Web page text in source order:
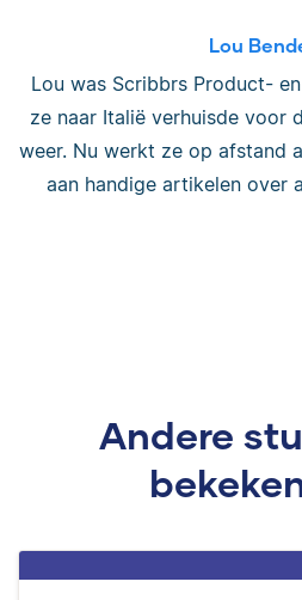
Lou
Lou was Scribbrs Product-
ze naar Italië verhuisde voor
weer. Nu werkt ze op afstand
aan handige artikelen over
Andere